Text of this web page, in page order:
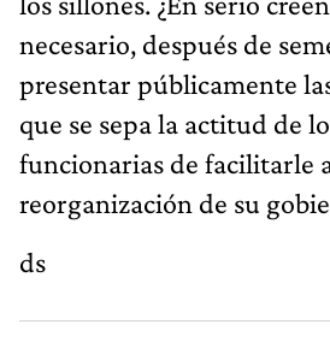
necesario, después de
presentar públicamente
que se sepa la actitud de
funcionarias de facilitarle
reorganización de su
ds